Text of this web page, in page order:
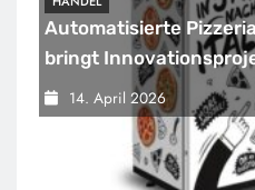
Automatisierte
bringt
den Start
14. April 2026